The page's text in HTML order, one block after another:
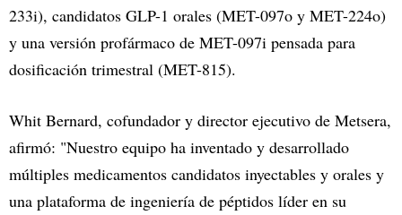
233i), candidatos GLP-1 orales (MET-097o y MET-224o)
y una versión profármaco de MET-097i pensada para
dosificación trimestral (MET-815).
Whit Bernard, cofundador y director ejecutivo de Metsera,
afirmó: "Nuestro equipo ha inventado y desarrollado
múltiples medicamentos candidatos inyectables y orales y
una plataforma de ingeniería de péptidos líder en su